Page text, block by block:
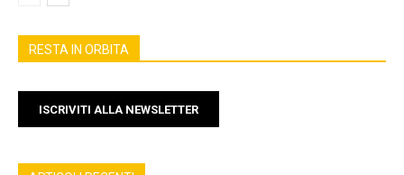
RESTA IN ORBITA
ISCRIVITI ALLA NEWSLETTER